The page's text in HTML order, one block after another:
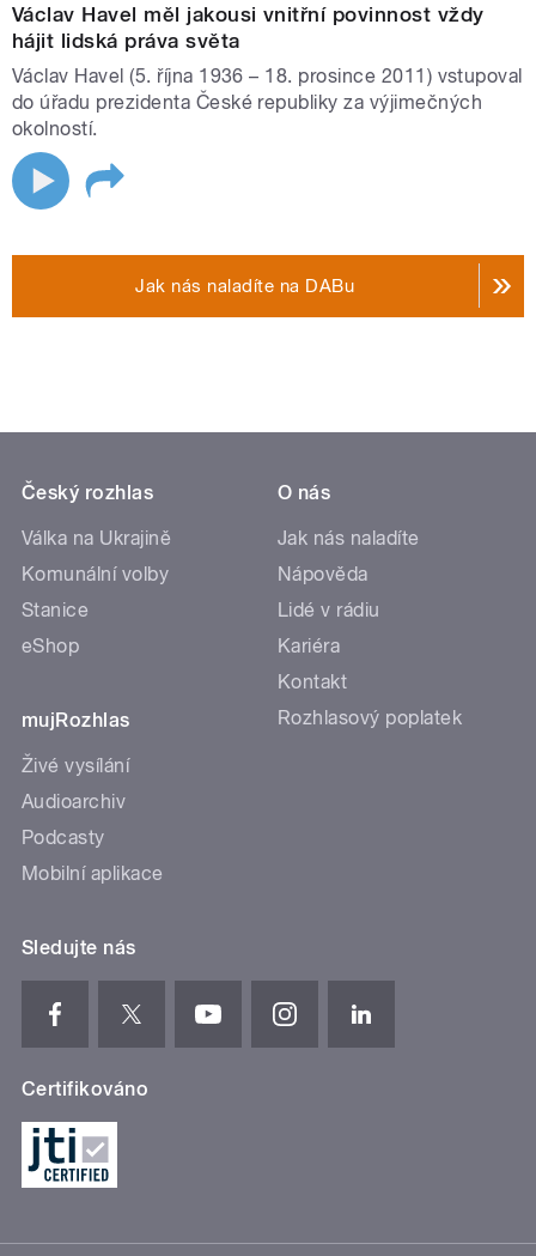
Václav Havel měl jakousi vnitřní povinnost vždy
hájit lidská práva světa
Václav Havel (5. října 1936 – 18. prosince 2011) vstupoval
do úřadu prezidenta České republiky za výjimečných
okolností.
Jak nás naladíte na DABu
Český rozhlas
Válka na Ukrajině
Komunální volby
Stanice
eShop
mujRozhlas
Živé vysílání
Audioarchiv
Podcasty
Mobilní aplikace
O nás
Jak nás naladíte
Nápověda
Lidé v rádiu
Kariéra
Kontakt
Rozhlasový poplatek
Sledujte nás
Certifikováno